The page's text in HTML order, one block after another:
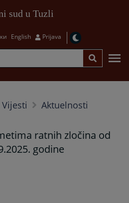
sud u Tuzli
English Prijava
Vijesti Aktuelnosti
ratnih zločina od
godine